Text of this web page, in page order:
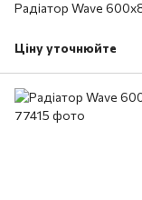
Радіатор Wave
Ціну уточнюйте